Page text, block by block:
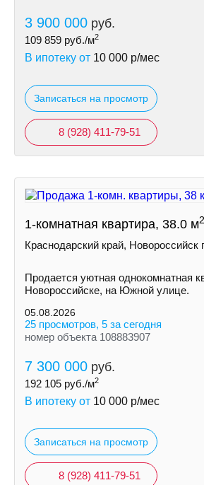
3 900 000 руб.
109 859 руб./м2
В ипотеку от 10 000 р/мес
Записаться на просмотр
8 (928) 411-79-51
1-комнатная квартира, 38.0 м2
Краснодарский край,
Продается уютная однокомнатная
Новороссийске, на Южной улице.
05.08.2026
25 просмотров, 5 за сегодня
номер объекта 108883907
7 300 000 руб.
192 105 руб./м2
В ипотеку от 10 000 р/мес
Записаться на просмотр
8 (928) 411-79-51